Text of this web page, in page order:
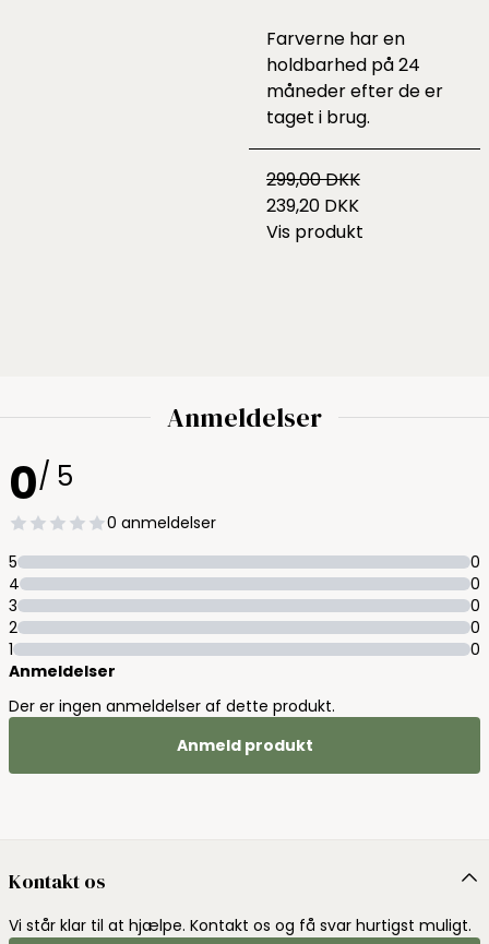
Farverne har en
holdbarhed på 24
måneder efter de er
taget i brug.
299,00 DKK
239,20 DKK
Vis produkt
Anmeldelser
0/ 5
0 anmeldelser
5
0
4
0
3
0
2
0
1
0
Anmeldelser
Der er ingen anmeldelser af dette produkt.
Anmeld produkt
Kontakt os
Vi står klar til at hjælpe. Kontakt os og få svar hurtigst muligt.